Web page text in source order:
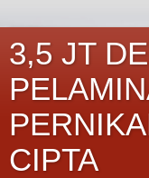
3,5 JT
CIPTA